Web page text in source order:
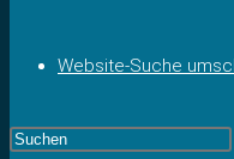
Website-Suche